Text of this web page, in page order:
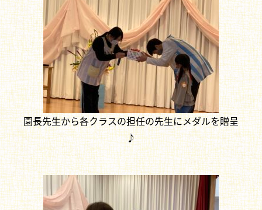
園長先生から各クラスの担任の先生にメダルを贈呈
♪